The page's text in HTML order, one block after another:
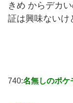
きめ からデカい
証は興味ないけ
740:名無しのポケ